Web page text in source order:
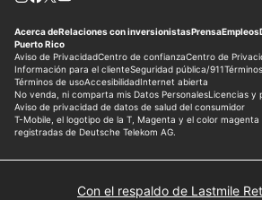
Con el respaldo de Lastmile